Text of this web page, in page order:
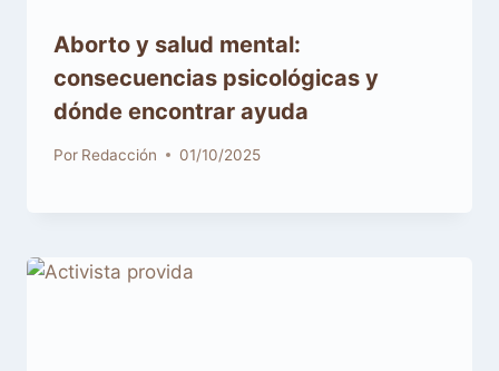
Aborto y salud mental:
consecuencias psicológicas y
dónde encontrar ayuda
Por Redacción 01/10/2025